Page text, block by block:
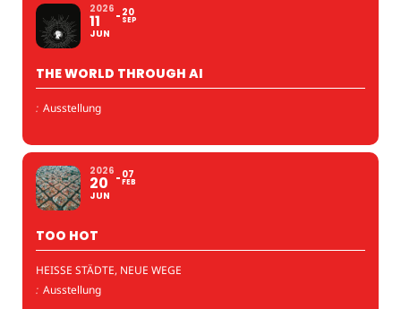
2026
11
JUN
20
SEP
THE WORLD THROUGH AI
: Ausstellung
2026
20
JUN
07
FEB
TOO HOT
HEISSE STÄDTE, NEUE WEGE
: Ausstellung